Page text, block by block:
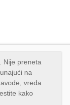
. Nije preneta
na
vređa
kako